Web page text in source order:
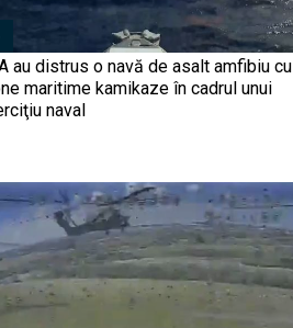
au distrus o navă de asalt amfibiu cu
maritime kamikaze în cadrul unui
naval